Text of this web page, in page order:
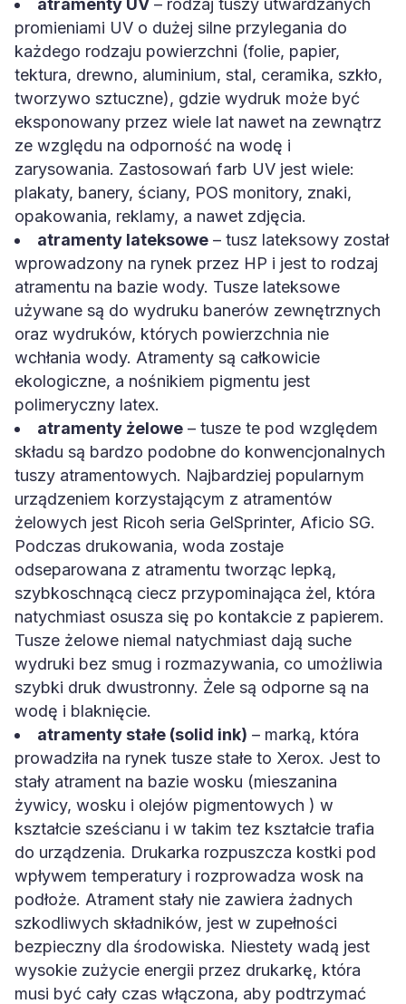
atramenty UV – rodzaj tuszy utwardzanych
promieniami UV o dużej silne przylegania do
każdego rodzaju powierzchni (folie, papier,
tektura, drewno, aluminium, stal, ceramika, szkło,
tworzywo sztuczne), gdzie wydruk może być
eksponowany przez wiele lat nawet na zewnątrz
ze względu na odporność na wodę i
zarysowania. Zastosowań farb UV jest wiele:
plakaty, banery, ściany, POS monitory, znaki,
opakowania, reklamy, a nawet zdjęcia.
atramenty lateksowe – tusz lateksowy został
wprowadzony na rynek przez HP i jest to rodzaj
atramentu na bazie wody. Tusze lateksowe
używane są do wydruku banerów zewnętrznych
oraz wydruków, których powierzchnia nie
wchłania wody. Atramenty są całkowicie
ekologiczne, a nośnikiem pigmentu jest
polimeryczny latex.
atramenty żelowe – tusze te pod względem
składu są bardzo podobne do konwencjonalnych
tuszy atramentowych. Najbardziej popularnym
urządzeniem korzystającym z atramentów
żelowych jest Ricoh seria GelSprinter, Aficio SG.
Podczas drukowania, woda zostaje
odseparowana z atramentu tworząc lepką,
szybkoschnącą ciecz przypominająca żel, która
natychmiast osusza się po kontakcie z papierem.
Tusze żelowe niemal natychmiast dają suche
wydruki bez smug i rozmazywania, co umożliwia
szybki druk dwustronny. Żele są odporne są na
wodę i blaknięcie.
atramenty stałe (solid ink) – marką, która
prowadziła na rynek tusze stałe to Xerox. Jest to
stały atrament na bazie wosku (mieszanina
żywicy, wosku i olejów pigmentowych ) w
kształcie sześcianu i w takim tez kształcie trafia
do urządzenia. Drukarka rozpuszcza kostki pod
wpływem temperatury i rozprowadza wosk na
podłoże. Atrament stały nie zawiera żadnych
szkodliwych składników, jest w zupełności
bezpieczny dla środowiska. Niestety wadą jest
wysokie zużycie energii przez drukarkę, która
musi być cały czas włączona, aby podtrzymać